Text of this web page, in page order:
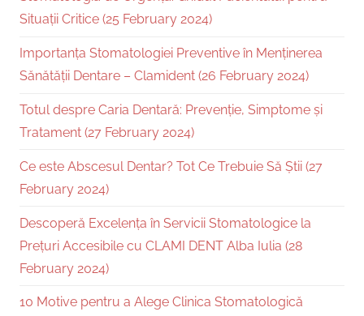
Situații Critice (25 February 2024)
Importanța Stomatologiei Preventive în Menținerea
Sănătății Dentare – Clamident (26 February 2024)
Totul despre Caria Dentară: Prevenție, Simptome și
Tratament (27 February 2024)
Ce este Abscesul Dentar? Tot Ce Trebuie Să Știi (27
February 2024)
Descoperă Excelența în Servicii Stomatologice la
Prețuri Accesibile cu CLAMI DENT Alba Iulia (28
February 2024)
10 Motive pentru a Alege Clinica Stomatologică